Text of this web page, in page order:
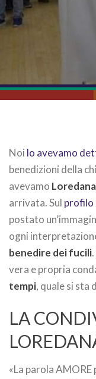
Noi lo avevamo
benedizioni della
avevamo
arrivata. Sul profilo
postato
ogni
benedire dei fucili
vera e propria
tempi, quale si sta
LA
«La parola